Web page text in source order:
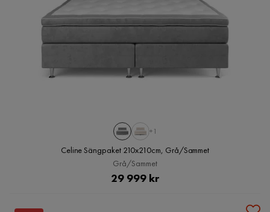
+1
Celine Sängpaket 210x210cm, Grå/Sammet
Grå/Sammet
Pris
29 999 kr